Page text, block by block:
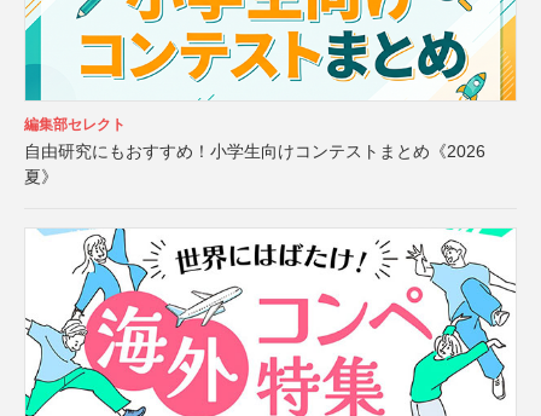
編集部セレクト
自由研究にもおすすめ！小学生向けコンテストまとめ《2026
夏》